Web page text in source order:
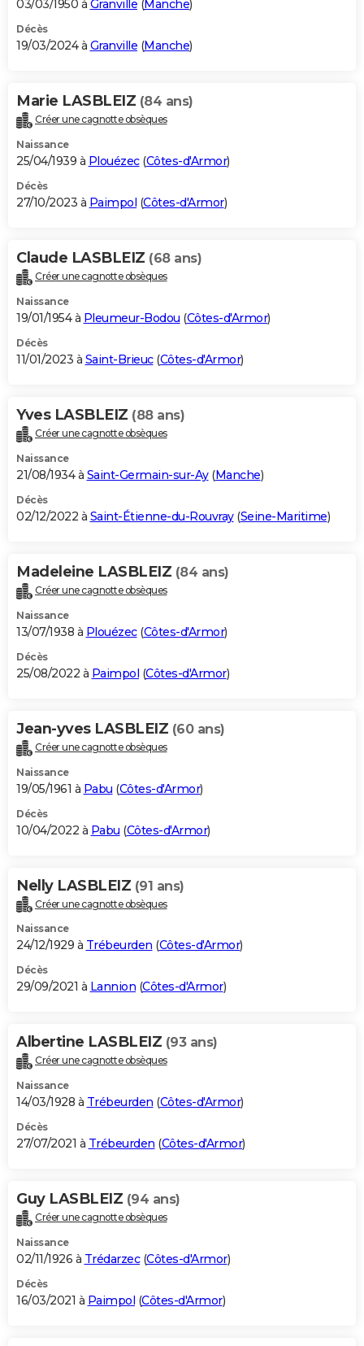
03/03/1950 à Granville (Manche)
Décès
19/03/2024 à Granville (Manche)
Marie LASBLEIZ (84 ans)
Créer une cagnotte obsèques
Naissance
25/04/1939 à Plouézec(Côtes-d'Armor)
Décès
27/10/2023 à Paimpol (Côtes-d'Armor)
Claude LASBLEIZ (68 ans)
Créer une cagnotte obsèques
Naissance
19/01/1954 à Pleumeur-Bodou (Côtes-d'Armor)
Décès
11/01/2023 à Saint-Brieuc(Côtes-d'Armor)
Yves LASBLEIZ (88 ans)
Créer une cagnotte obsèques
Naissance
21/08/1934 à Saint-Germain-sur-Ay(Manche)
Décès
02/12/2022 à Saint-Étienne-du-Rouvray(Seine-Maritime)
Madeleine LASBLEIZ (84 ans)
Créer une cagnotte obsèques
Naissance
13/07/1938 à Plouézec(Côtes-d'Armor)
Décès
25/08/2022 à Paimpol (Côtes-d'Armor)
Jean-yves LASBLEIZ (60 ans)
Créer une cagnotte obsèques
Naissance
19/05/1961 à Pabu (Côtes-d'Armor)
Décès
10/04/2022 à Pabu (Côtes-d'Armor)
Nelly LASBLEIZ (91 ans)
Créer une cagnotte obsèques
Naissance
24/12/1929 à Trébeurden (Côtes-d'Armor)
Décès
29/09/2021 à Lannion (Côtes-d'Armor)
Albertine LASBLEIZ (93 ans)
Créer une cagnotte obsèques
Naissance
14/03/1928 à Trébeurden (Côtes-d'Armor)
Décès
27/07/2021 à Trébeurden (Côtes-d'Armor)
Guy LASBLEIZ (94 ans)
Créer une cagnotte obsèques
Naissance
02/11/1926 à Trédarzec(Côtes-d'Armor)
Décès
16/03/2021 à Paimpol (Côtes-d'Armor)